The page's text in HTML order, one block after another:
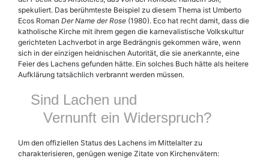
spekuliert. Das berühmteste Beispiel zu diesem Thema ist Umberto
Ecos Roman Der Name der Rose (1980). Eco hat recht damit, dass die
katholische Kirche mit ihrem gegen die karneva­listische Volkskultur
gerichteten Lachverbot in arge Bedrängnis gekommen wäre, wenn
sich in der einzigen heidnischen Autorität, die sie anerkannte, eine
Feier des Lachens gefunden hätte. Ein solches Buch hätte als heitere
Aufklärung tatsächlich verbrannt werden müssen.
Sind Lachen und
Vernunft ein Widerspruch?
Um den offiziellen Status des Lachens im Mittelalter zu
charakterisieren, genügen wenige Zitate von Kirchenvätern: